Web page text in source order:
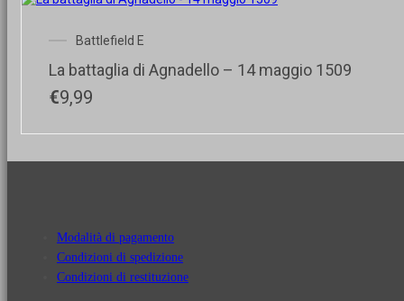
Battlefield E
La battaglia di Agnadello – 14 maggio 1509
€9,99
Modalità di pagamento
Condizioni di spedizione
Condizioni di restituzione